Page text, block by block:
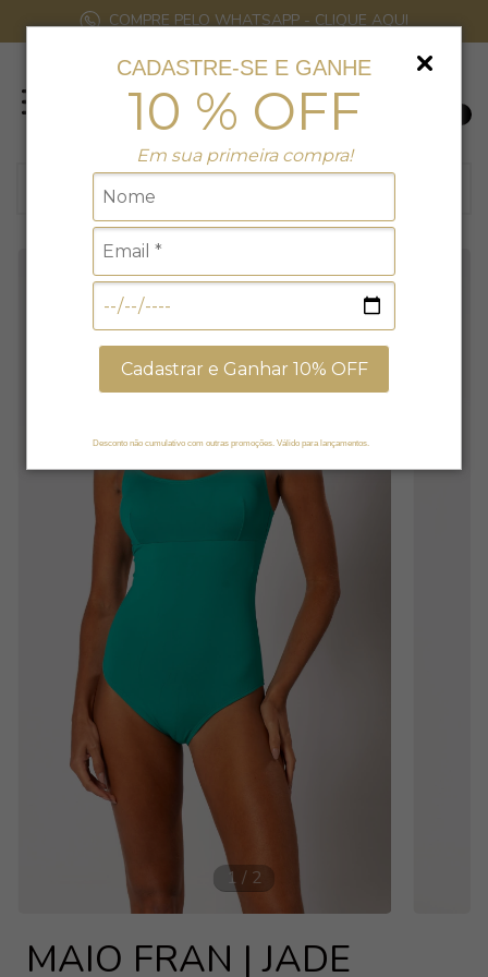
CADASTRE-SE E GANHE
10 % OFF
Em sua primeira compra!
Cadastrar e Ganhar 10% OFF
Desconto não cumulativo com outras promoções. Válido para lançamentos.
COMPRE PELO WHATSAPP - CLIQUE AQUI
1 / 2
MAIO FRAN | JADE